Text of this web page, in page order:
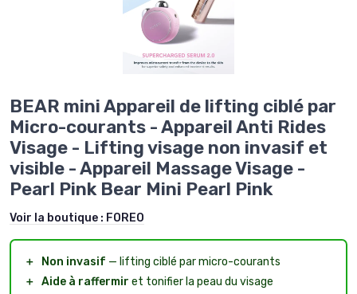
BEAR mini Appareil de lifting ciblé par
Micro-courants - Appareil Anti Rides
Visage - Lifting visage non invasif et
visible - Appareil Massage Visage -
Pearl Pink Bear Mini Pearl Pink
Voir la boutique : FOREO
＋ Non invasif — lifting ciblé par micro-courants
＋ Aide à raffermir et tonifier la peau du visage